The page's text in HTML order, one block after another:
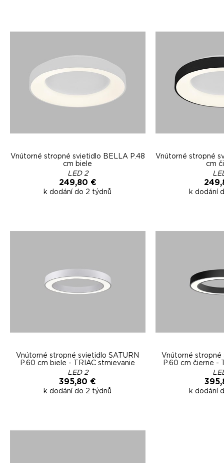
Vnútorné stropné svietidlo BELLA P.48
cm biele
LED 2
249,80 €
k dodání do 2 týdnů
Vnútorné stropné
cm
k dodání
Vnútorné stropné svietidlo SATURN
P.60 cm biele - TRIAC stmievanie
LED 2
395,80 €
k dodání do 2 týdnů
Vnútorné stropné
P.60 cm čierne -
k dodání